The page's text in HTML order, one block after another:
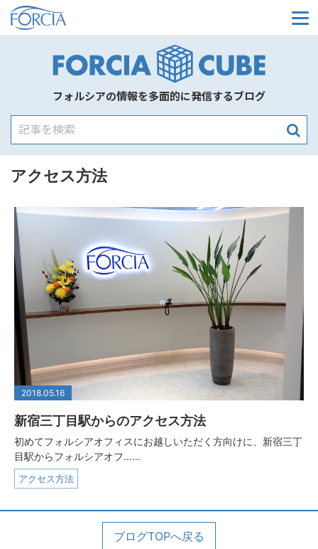
メ
フォルシアの情報を多面的に発信するブログ
アクセス方法
2018.05.16
新宿三丁目駅からのアクセス方法
初めてフォルシアオフィスにお越しいただく方向けに、新宿三丁
目駅からフォルシアオフ...…
アクセス方法
ブログTOPへ戻る